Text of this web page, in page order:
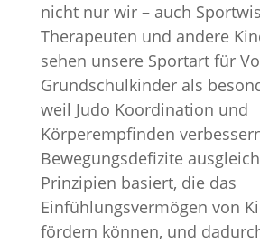
nicht nur wir – auch
Therapeuten und andere
sehen unsere Sportart für
Grundschulkinder als
weil Judo Koordination und
Körperempfinden
Bewegungsdefizite
Prinzipien basiert, die das
Einfühlungsvermögen von
fördern können, und